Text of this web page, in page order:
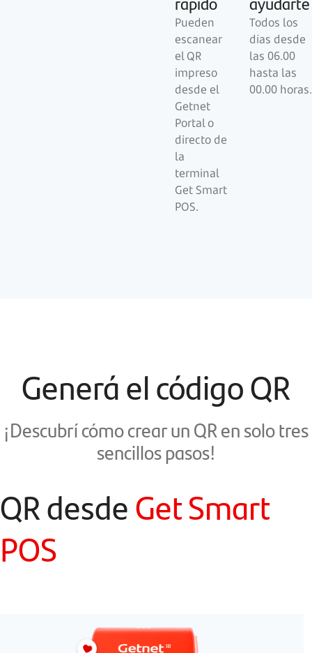
Pueden
escanear
el QR
impreso
desde el
Getnet
Portal o
directo de
la
terminal
Get Smart
POS.
Todos los
días desde
las 06.00
hasta las
00.00 horas.
Generá el código QR
¡Descubrí cómo crear un QR en solo tres
sencillos pasos!
QR desdeGet Smart
POS